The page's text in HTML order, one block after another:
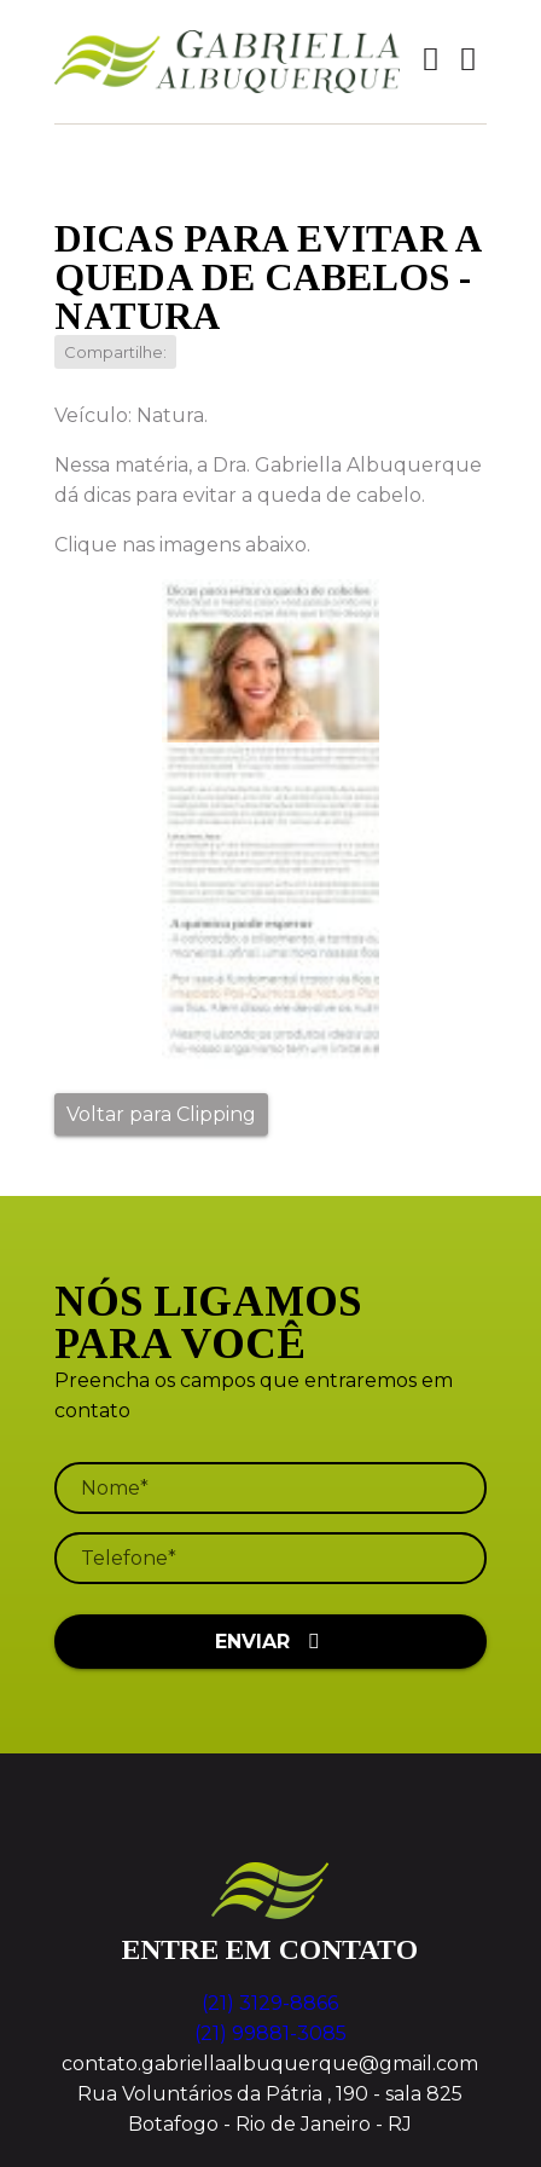
DICAS PARA EVITAR A
QUEDA DE CABELOS -
NATURA
Compartilhe:
Veículo: Natura.
Nessa matéria, a Dra. Gabriella Albuquerque
dá dicas para evitar a queda de cabelo.
Clique nas imagens abaixo.
Voltar para Clipping
NÓS LIGAMOS
PARA VOCÊ
Preencha os campos que entraremos em
contato
ENVIAR
ENTRE EM CONTATO
(21) 3129-8866
(21) 99881-3085
contato.gabriellaalbuquerque@gmail.com
Rua Voluntários da Pátria , 190 - sala 825
Botafogo - Rio de Janeiro - RJ